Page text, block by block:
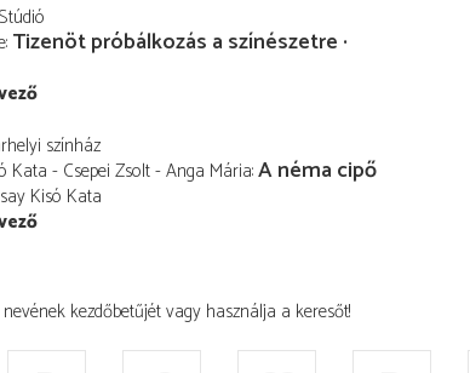
Tizenöt próbálkozás a színészetre
színház
Kata - Csepei Zsolt - Anga Mária A néma cipő
Kisó Kata
kezdőbetűjét vagy használja a keresőt!